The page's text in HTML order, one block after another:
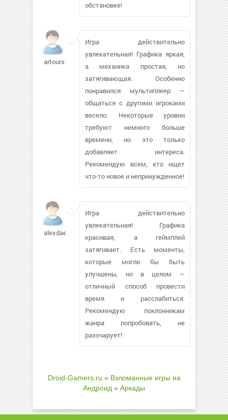
обстановке!
artours
Игра действительно
увлекательная! Графика яркая,
а механика простая, но
затягивающая. Особенно
понравился мультиплеер —
общаться с другими игроками
весело. Некоторые уровни
требуют немного больше
времени, но это только
добавляет интереса.
Рекомендую всем, кто ищет
что-то новое и непринужденное!
alexdaer179
Игра действительно
увлекательная! Графика
красивая, а геймплей
затягивает. Есть моменты,
которые могли бы быть
улучшены, но в целом —
отличный способ провести
время и расслабиться.
Рекомендую поклонникам
жанра попробовать, не
разочарует!
Droid-Gamers.ru » Взломанные игры на
Андроид » Аркады